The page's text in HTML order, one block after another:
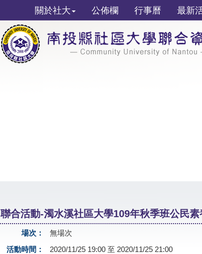
關於社大 公佈欄 行事曆 最新
聯合活動-濁水溪社區大學109年秋季班公民
場次：
無場次
活動時間：
2020/11/25 19:00 至 2020/11/25 21:00